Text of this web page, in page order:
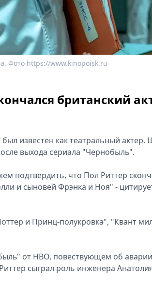
Фото https://www.kinopoisk.ru
британский
известен как театральный
выхода сериала "Чернобыль".
подтвердить, что Пол Риттер
и сыновей Фрэнка и Ноя" - цитирует
и Принц-полукровка", "Квант
от HBO, повествующем об
сыграл роль инженера